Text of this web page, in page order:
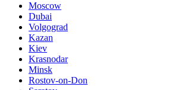
Moscow
Dubai
Volgograd
Kazan
Kiev
Krasnodar
Minsk
Rostov-on-Don